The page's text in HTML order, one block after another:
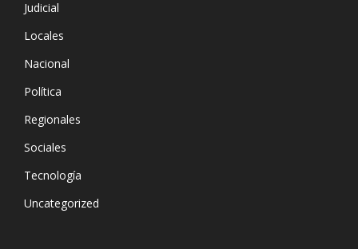
Judicial
Locales
Nacional
Política
Regionales
Sociales
Tecnología
Uncategorized